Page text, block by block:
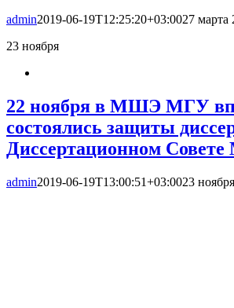
admin2019-06-19T12:25:20+03:0027 марта
23 ноября
22 ноября в МШЭ МГУ
состоялись защиты
Диссертационном
admin2019-06-19T13:00:51+03:0023